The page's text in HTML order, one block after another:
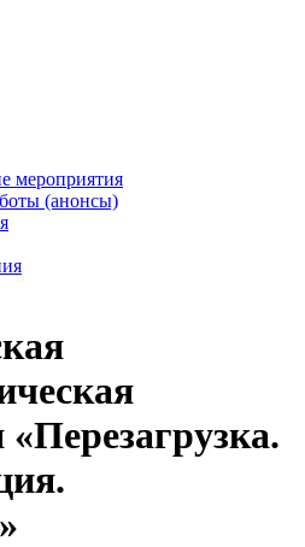
мероприятия
(анонсы)